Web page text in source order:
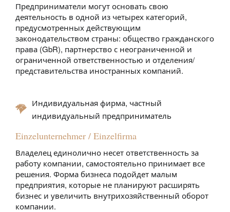
Предприниматели могут основать свою
деятельность в одной из четырех категорий,
предусмотренных действующим
законодательством страны: общество гражданского
права (GbR), партнерство с неограниченной и
ограниченной ответственностью и отделения/
представительства иностранных компаний.
Индивидуальная фирма, частный
индивидуальный предприниматель
Einzelunternehmer / Einzelfirma
Владелец единолично несет ответственность за
работу компании, самостоятельно принимает все
решения. Форма бизнеса подойдет малым
предприятия, которые не планируют расширять
бизнес и увеличить внутрихозяйственный оборот
компании.